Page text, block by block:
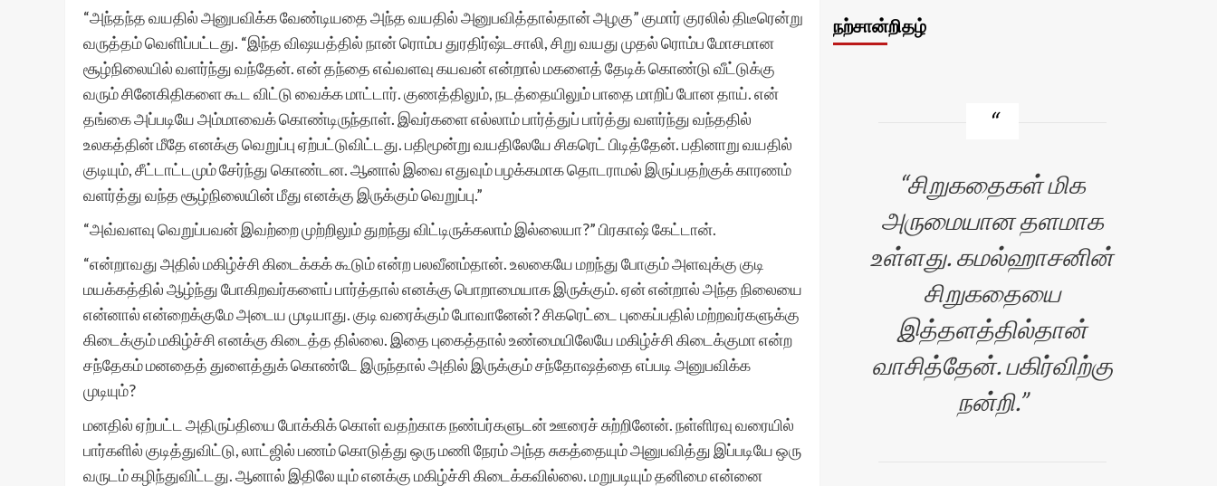
“அந்தந்த வயதில் அனுபவிக்க வேண்டியதை அந்த வயதில் அனுபவித்தால்தான் அழகு” குமார் குரலில் திடீரென்று
வருத்தம் வெளிப்பட்டது. “இந்த விஷயத்தில் நான் ரொம்ப துரதிர்ஷ்டசாலி, சிறு வயது முதல் ரொம்ப மோசமான
சூழ்நிலையில் வளர்ந்து வந்தேன். என் தந்தை எவ்வளவு கயவன் என்றால் மகளைத் தேடிக் கொண்டு வீட்டுக்கு
வரும் சினேகிதிகளை கூட விட்டு வைக்க மாட்டார். குணத்திலும், நடத்தையிலும் பாதை மாறிப் போன தாய். என்
தங்கை அப்படியே அம்மாவைக் கொண்டிருந்தாள். இவர்களை எல்லாம் பார்த்துப் பார்த்து வளர்ந்து வந்ததில்
உலகத்தின் மீதே எனக்கு வெறுப்பு ஏற்பட்டுவிட்டது. பதிமூன்று வயதிலேயே சிகரெட் பிடித்தேன். பதினாறு வயதில்
குடியும், சீட்டாட்டமும் சேர்ந்து கொண்டன. ஆனால் இவை எதுவும் பழக்கமாக தொடராமல் இருப்பதற்குக் காரணம்
வளர்த்து வந்த சூழ்நிலையின் மீது எனக்கு இருக்கும் வெறுப்பு.”
“அவ்வளவு வெறுப்பவன் இவற்றை முற்றிலும் துறந்து விட்டிருக்கலாம் இல்லையா?” பிரகாஷ் கேட்டான்.
“என்றாவது அதில் மகிழ்ச்சி கிடைக்கக் கூடும் என்ற பலவீனம்தான். உலகையே மறந்து போகும் அளவுக்கு குடி
மயக்கத்தில் ஆழ்ந்து போகிறவர்களைப் பார்த்தால் எனக்கு பொறாமையாக இருக்கும். ஏன் என்றால் அந்த நிலையை
என்னால் என்றைக்குமே அடைய முடியாது. குடி வரைக்கும் போவானேன்? சிகரெட்டை புகைப்பதில் மற்றவர்களுக்கு
கிடைக்கும் மகிழ்ச்சி எனக்கு கிடைத்த தில்லை. இதை புகைத்தால் உண்மையிலேயே மகிழ்ச்சி கிடைக்குமா என்ற
சந்தேகம் மனதைத் துளைத்துக் கொண்டே இருந்தால் அதில் இருக்கும் சந்தோஷத்தை எப்படி அனுபவிக்க
முடியும்?
மனதில் ஏற்பட்ட அதிருப்தியை போக்கிக் கொள் வதற்காக நண்பர்களுடன் ஊரைச் சுற்றினேன். நள்ளிரவு வரையில்
பார்களில் குடித்துவிட்டு, லாட்ஜில் பணம் கொடுத்து ஒரு மணி நேரம் அந்த சுகத்தையும் அனுபவித்து இப்படியே ஒரு
வருடம் கழிந்துவிட்டது. ஆனால் இதிலே யும் எனக்கு மகிழ்ச்சி கிடைக்கவில்லை. மறுபடியும் தனிமை என்னை
நற்சான்றிதழ்
சிறுகதைகள் மிக
அருமையான தளமாக
உள்ளது. கமல்ஹாசனின்
சிறுகதையை
இத்தளத்தில்தான்
வாசித்தேன். பகிர்விற்கு
நன்றி.